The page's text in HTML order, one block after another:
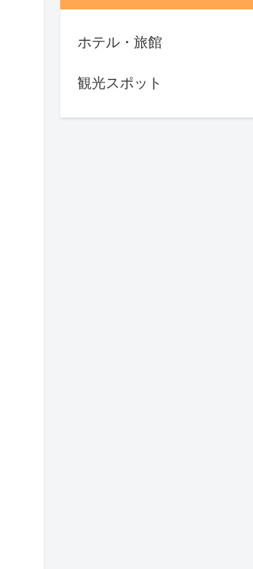
ホテル・旅館
観光スポット